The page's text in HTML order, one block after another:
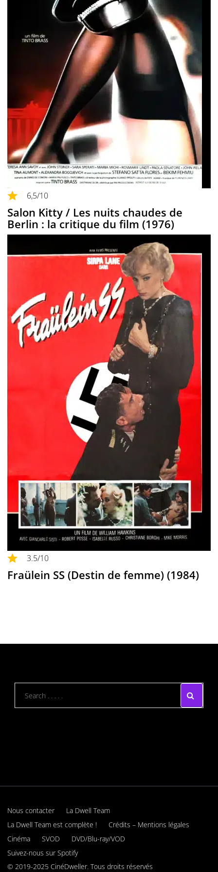
6,5/10
Salon Kitty / Les nuits chaudes de
Berlin : la critique du film (1976)
3.5/10
Fraülein SS (Destin de femme) (1984)
Nous contacter
La Dwell Team
La Dwell Team est complète !
Crédits – Mentions légales
Cinéma
SVOD
DVD/Blu-ray/VOD
Suivez-nous sur Spotify
© 2019-2025 CinéDweller. Tous droits réservés